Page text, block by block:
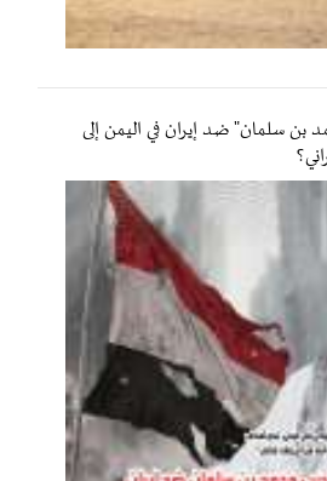
سلمان" ضد إيران في اليمن إلى